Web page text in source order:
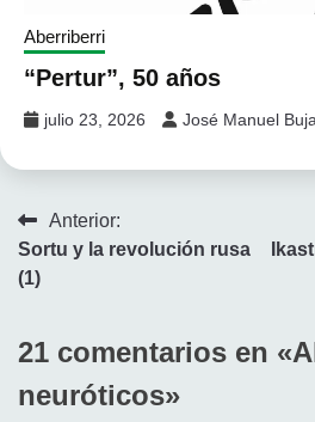
Aberriberri
“Pertur”, 50 años
julio 23, 2026 José Manuel
Navegación
de
Anterior:
Sortu y la revolución rusa
(1)
21 comentarios en «
neuróticos»